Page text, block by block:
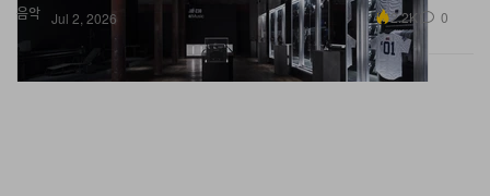
음악 Jul 2, 2026 2.2K 0